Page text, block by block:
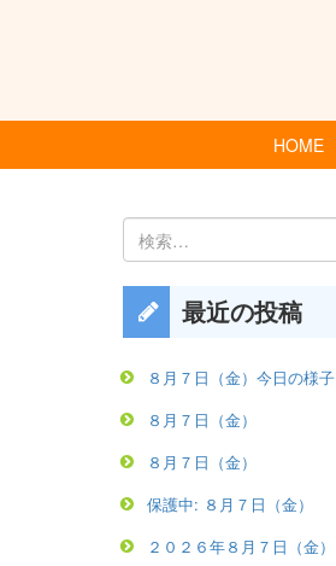
HOME
検
索:
最近の投稿
８月７日（金）今日の様子
８月７日（金）
８月７日（金）
保護中: ８月７日（金）
２０２６年８月７日（金）